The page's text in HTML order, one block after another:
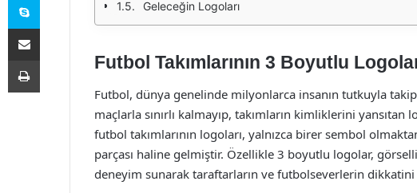
Geleceğin Logoları
Futbol Takımlarının 3 Boyutlu
Futbol, dünya genelinde milyonlarca insanın tutkuyla
maçlarla sınırlı kalmayıp, takımların kimliklerini
futbol takımlarının logoları, yalnızca birer sembol
parçası haline gelmiştir. Özellikle 3 boyutlu logolar,
deneyim sunarak taraftarların ve futbolseverlerin dikkatini
E-Posta ile paylaş